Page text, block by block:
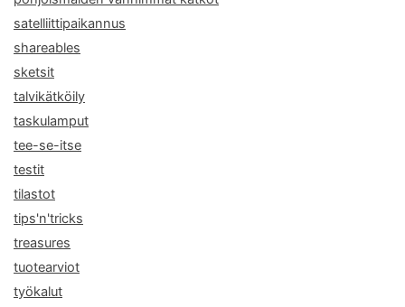
satelliittipaikannus
shareables
sketsit
talvikätköily
taskulamput
tee-se-itse
testit
tilastot
tips'n'tricks
treasures
tuotearviot
työkalut